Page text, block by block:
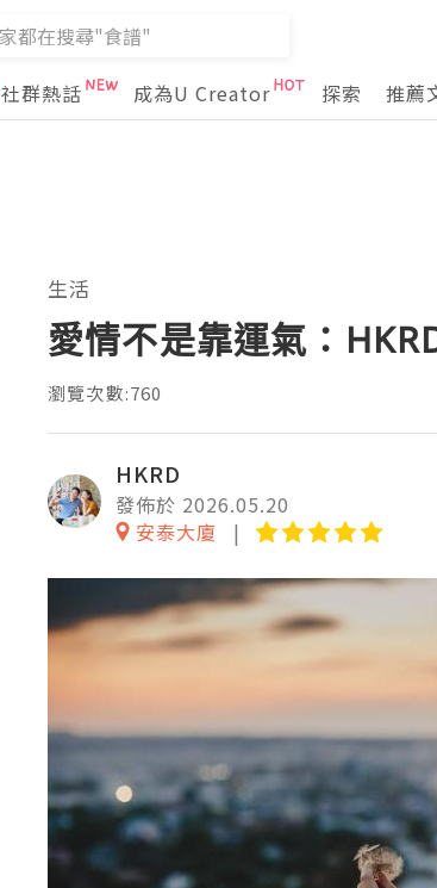
社群熱話 成為U Creator 探索 推薦
生活
愛情不是靠運氣：
瀏覽次數:760
HKRD
發佈於 2026.05.20
安泰大廈